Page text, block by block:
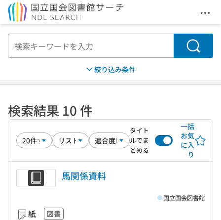
メ
検索
絞り込み条件
検索結果 10 件
タイト
ルでま
とめる
一括
お気
に入
り
馬関係資料
紙 図書
国立国会図書館